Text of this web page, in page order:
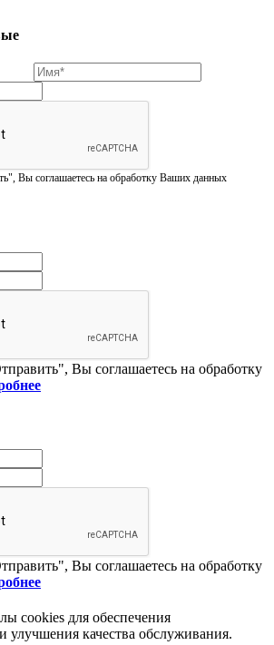
Вы соглашаетесь на обработку Ваших данных
Вы соглашаетесь на обработку
Вы соглашаетесь на обработку
cookies для обеспечения
улучшения качества обслуживания.